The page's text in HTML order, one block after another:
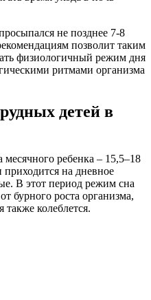
не позднее 7-8
позволит таким
физиологичный режим дня
ритмами организма
детей в
ребенка – 15,5–18
на дневное
В этот период режим сна
бурного роста организма,
также колеблется.